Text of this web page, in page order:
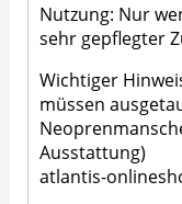
Nutzung: Nur
sehr gepflegter
Wichtiger
müssen
Ausstattung)
atlantis-